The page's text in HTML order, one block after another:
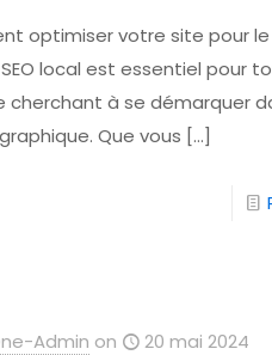
optimiser votre site pour le
local est essentiel pour
cherchant à se démarquer
Que vous […]
Admin on 20 mai 2024